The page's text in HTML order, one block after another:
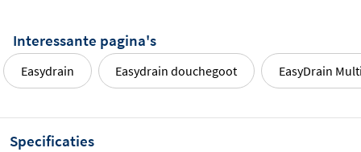
Interessante pagina's
Easydrain Easydrain douchegoot EasyDrain
Specificaties